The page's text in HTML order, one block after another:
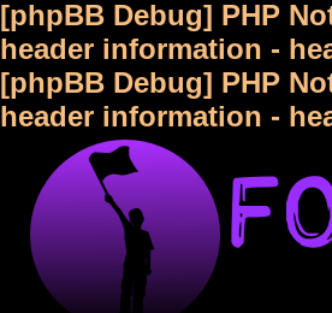
[phpBB Debug] PHP
header information -
[phpBB Debug] PHP
header information -